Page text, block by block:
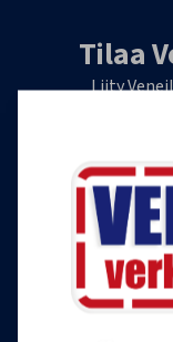
Tilaa
Liity
uutiskirjettä